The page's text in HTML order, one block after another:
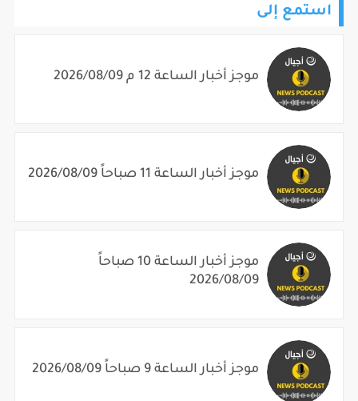
استمع إلى
موجز أخبار الساعة 12 م 2026/08/09
موجز أخبار الساعة 11 صباحاً 2026/08/09
موجز أخبار الساعة 10 صباحاً
2026/08/09
موجز أخبار الساعة 9 صباحاً 2026/08/09